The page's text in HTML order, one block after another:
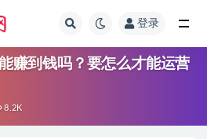
登录
赚到钱吗？要怎么才能运营
8.2K